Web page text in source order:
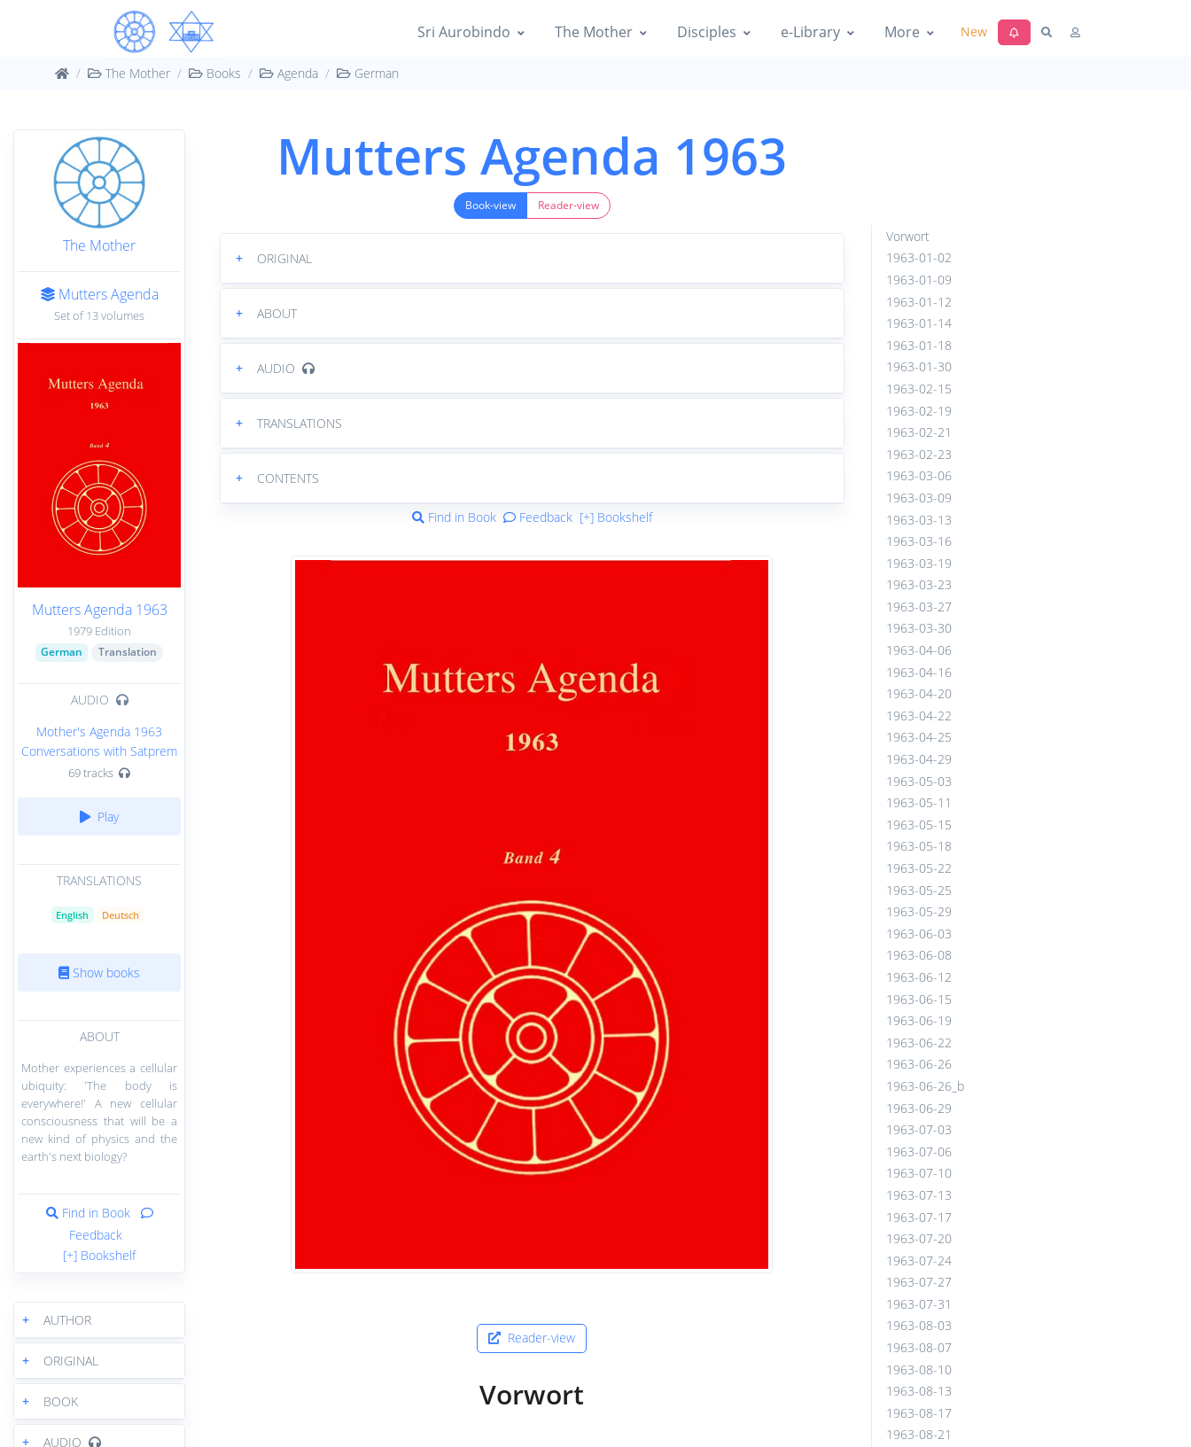
Sri Aurobindo The Mother Disciples e-Library More New
The Mother Books Agenda German
The Mother
Mutters Agenda
Set of 13 volumes
Mutters Agenda 1963
1979 Edition
German Translation
AUDIO
Mother's Agenda 1963
Conversations with Satprem
69 tracks
Play
TRANSLATIONS
English Deutsch
Show books
ABOUT
Mother experiences a cellular
ubiquity: 'The body is
everywhere!' A new cellular
consciousness that will be a
new kind of physics and the
earth's next biology?
Find in Book
Feedback
[+] Bookshelf
+ AUTHOR
+ ORIGINAL
+ BOOK
+ AUDIO
Vorwort
1963-01-02
1963-01-09
1963-01-12
1963-01-14
1963-01-18
1963-01-30
1963-02-15
1963-02-19
1963-02-21
1963-02-23
1963-03-06
1963-03-09
1963-03-13
1963-03-16
1963-03-19
1963-03-23
1963-03-27
1963-03-30
1963-04-06
1963-04-16
1963-04-20
1963-04-22
1963-04-25
1963-04-29
1963-05-03
1963-05-11
1963-05-15
1963-05-18
1963-05-22
1963-05-25
1963-05-29
1963-06-03
1963-06-08
1963-06-12
1963-06-15
1963-06-19
1963-06-22
1963-06-26
1963-06-26_b
1963-06-29
1963-07-03
1963-07-06
1963-07-10
1963-07-13
1963-07-17
1963-07-20
1963-07-24
1963-07-27
1963-07-31
1963-08-03
1963-08-07
1963-08-10
1963-08-13
1963-08-17
1963-08-21
Mutters Agenda 1963
Book-view Reader-view
+ ORIGINAL
+ ABOUT
+ AUDIO
+ TRANSLATIONS
+ CONTENTS
Find in Book Feedback [+] Bookshelf
Reader-view
Vorwort